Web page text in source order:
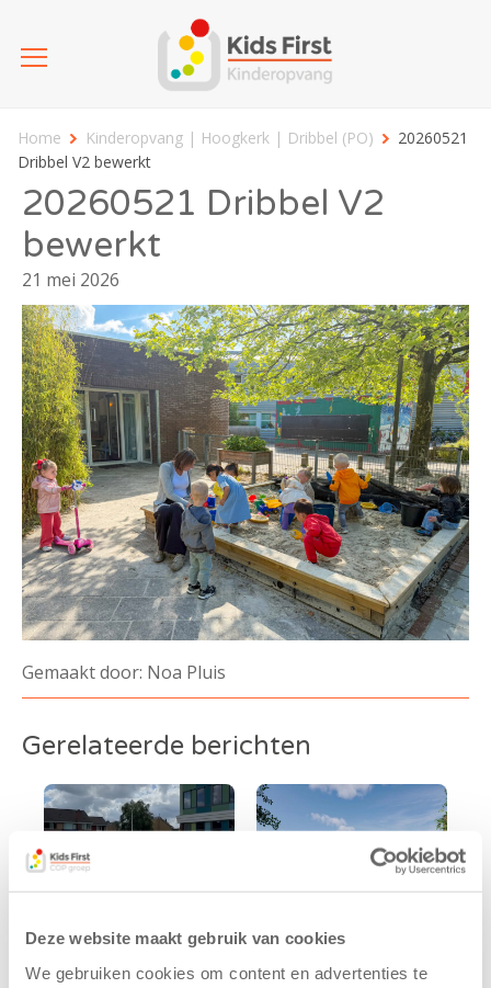
Deze website maakt gebruik van cookies
We gebruiken cookies om content en advertenties te
Home Kinderopvang | Hoogkerk | Dribbel (PO)
20260521
Dribbel V2 bewerkt
20260521 Dribbel V2
bewerkt
21 mei 2026
Gemaakt door: Noa Pluis
Gerelateerde berichten